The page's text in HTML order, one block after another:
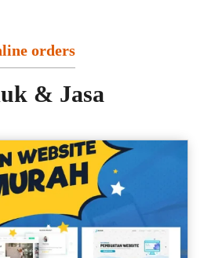
orders
& Jasa